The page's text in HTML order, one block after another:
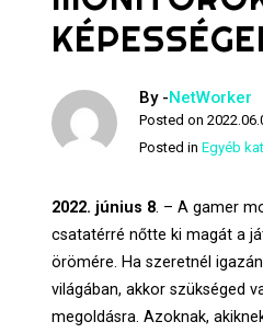
KÉPESSÉGEI
By -NetWorker
Posted on
Posted inEgyéb
2022. június 8. – A gamer
csatatérré nőtte ki magát a
örömére. Ha szeretnél
világában, akkor szükséged
megoldásra. Azoknak,